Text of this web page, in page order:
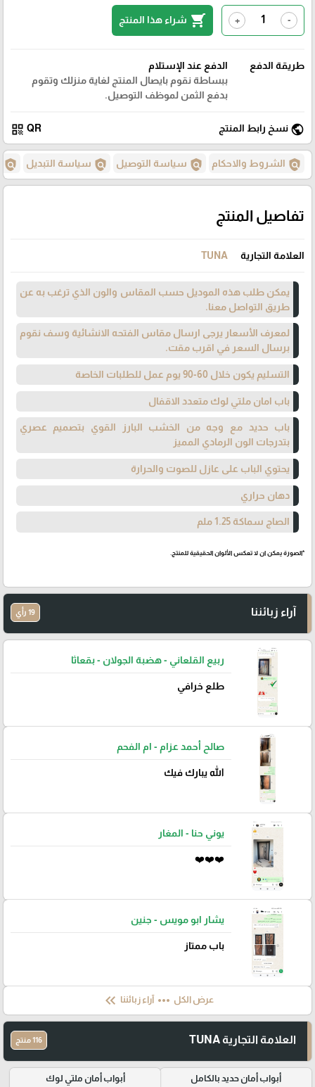
-
+
shopping_cart شراء هذا المنتج
طريقة الدفع
الدفع عند الإستلام
ببساطة نقوم بايصال المنتج لغاية منزلك وتقوم
بدفع الثمن لموظف التوصيل.
public نسخ رابط المنتج QR
qr_code
policy الشروط والاحكام policy سياسة التوصيل policy سياسة التبديل policy
تفاصيل المنتج
العلامة التجارية TUNA
يمكن طلب هذه الموديل حسب المقاس والون الذي ترغب به عن
طريق التواصل معنا.
لمعرف الأسعار يرجى ارسال مقاس الفتحه الانشائية وسف نقوم
برسال السعر في اقرب مقت.
التسليم يكون خلال 60-90 يوم عمل للطلبات الخاصة
باب امان ملتي لوك متعدد الاقفال
باب حديد مع وجه من الخشب البارز القوي بتصميم عصري
بتدرجات الون الرمادي المميز
يحتوي الباب على عازل للصوت والحرارة
دهان حراري
الصاج سماكة 1.25 ملم
*الصورة يمكن ان لا تعكس الألوان الحقيقية للمنتج.
آراء زبائننا 19 رأي
ربيع القلعاني - هضبة الجولان - بقعاثا
طلع خرافي
صالح أحمد عزام - ام الفحم
الله يبارك فيك
يوني حنا - المغار
❤️❤️❤️
يشار ابو مويس - جنين
باب ممتاز
عرض الكل more_horiz آراء زبائننا keyboard_double_arrow_left
العلامة التجارية TUNA 116 منتج
أبواب أمان حديد بالكامل أبواب أمان ملتي لوك